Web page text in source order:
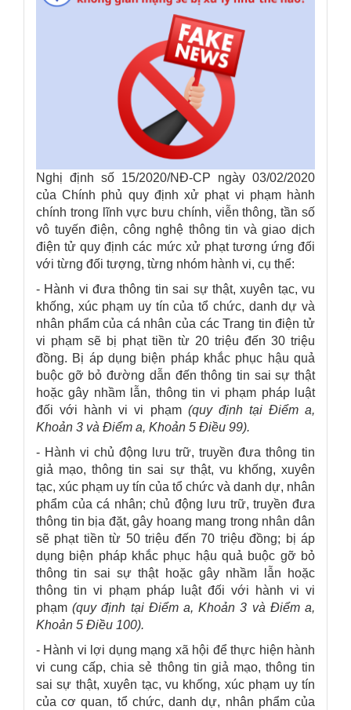
Nghị định số 15/2020/NĐ-CP ngày 03/02/2020
của Chính phủ quy định xử phạt vi phạm hành
chính trong lĩnh vực bưu chính, viễn thông, tần số
vô tuyến điện, công nghệ thông tin và giao dịch
điện tử quy định các mức xử phạt tương ứng đối
với từng đối tượng, từng nhóm hành vi, cụ thể:
- Hành vi đưa thông tin sai sự thật, xuyên tạc, vu
khống, xúc phạm uy tín của tổ chức, danh dự và
nhân phẩm của cá nhân của các Trang tin điện tử
vi phạm sẽ bị phạt tiền từ 20 triệu đến 30 triệu
đồng. Bị áp dụng biện pháp khắc phục hậu quả
buộc gỡ bỏ đường dẫn đến thông tin sai sự thật
hoặc gây nhầm lẫn, thông tin vi phạm pháp luật
đối với hành vi vi phạm (quy định tại Điểm a,
Khoản 3 và Điểm a, Khoản 5 Điều 99).
- Hành vi chủ động lưu trữ, truyền đưa thông tin
giả mạo, thông tin sai sự thật, vu khống, xuyên
tạc, xúc phạm uy tín của tổ chức và danh dự, nhân
phẩm của cá nhân; chủ động lưu trữ, truyền đưa
thông tin bịa đặt, gây hoang mang trong nhân dân
sẽ phạt tiền từ 50 triệu đến 70 triệu đồng; bị áp
dụng biện pháp khắc phục hậu quả buộc gỡ bỏ
thông tin sai sự thật hoặc gây nhầm lẫn hoặc
thông tin vi phạm pháp luật đối với hành vi vi
phạm(quy định tại Điểm a, Khoản 3 và Điểm a,
Khoản 5 Điều 100).
- Hành vi lợi dụng mạng xã hội để thực hiện hành
vi cung cấp, chia sẻ thông tin giả mạo, thông tin
sai sự thật, xuyên tạc, vu khống, xúc phạm uy tín
của cơ quan, tổ chức, danh dự, nhân phẩm của